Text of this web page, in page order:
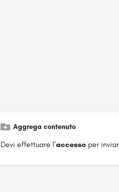
Aggrega contenuto
Devi effettuare l'accessoper